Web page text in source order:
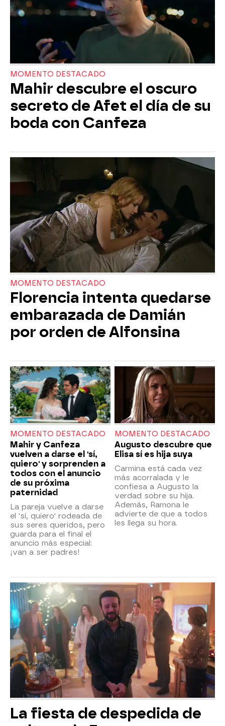
MOMENTO DESTACADO
Mahir descubre el oscuro
secreto de Afet el día de su
boda con Canfeza
MOMENTO DESTACADO
Florencia intenta quedarse
embarazada de Damián
por orden de Alfonsina
MOMENTO DESTACADO
Mahir y Canfeza
vuelven a darse el 'sí,
quiero' y sorprenden a
todos con el anuncio
de su próxima
paternidad
La pareja vuelve a darse
el 'sí, quiero' rodeada de
sus seres queridos, pero
guarda para el final el
anuncio más especial:
¡van a ser padres!
MOMENTO DESTACADO
Augusto descubre que
Elisa sí es hija suya
Carmina está cada vez
más acorralada y le
confiesa a Augusto la
verdad sobre su hija.
Además, Ramona le
advierte de que a todos
les llega su hora.
La fiesta de despedida de